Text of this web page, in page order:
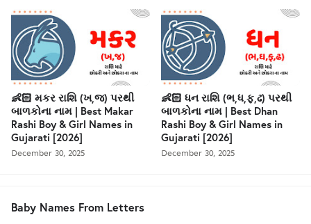
👶🏻 મકર રાશિ (ખ,જ) પરથી
બાળકોના નામ | Best Makar
Rashi Boy & Girl Names in
Gujarati [2026]
December 30, 2025
👶🏻 ધન રાશિ (ભ,ધ,ફ,ઢ) પરથી
બાળકોના નામ | Best Dhan
Rashi Boy & Girl Names in
Gujarati [2026]
December 30, 2025
Baby Names From Letters